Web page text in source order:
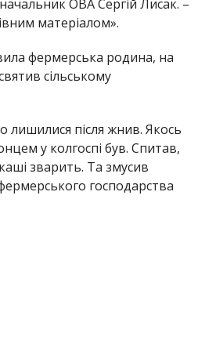
ОВА Сергій Лисак. –
матеріалом».
фермерська родина, на
сільському
лишилися після жнив. Якось
у колгоспі був. Спитав,
зварить. Та змусив
господарства